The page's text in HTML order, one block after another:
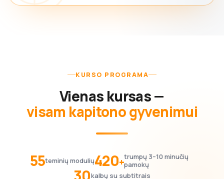
KURSO PROGRAMA
Vienas kursas —
visam kapitono gyvenimui
55teminių modulių420+trumpų 3–10 minučių
pamokų
kalbų su subtitrais